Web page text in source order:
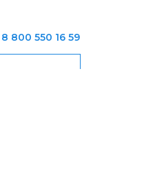
8 800 550 16 59